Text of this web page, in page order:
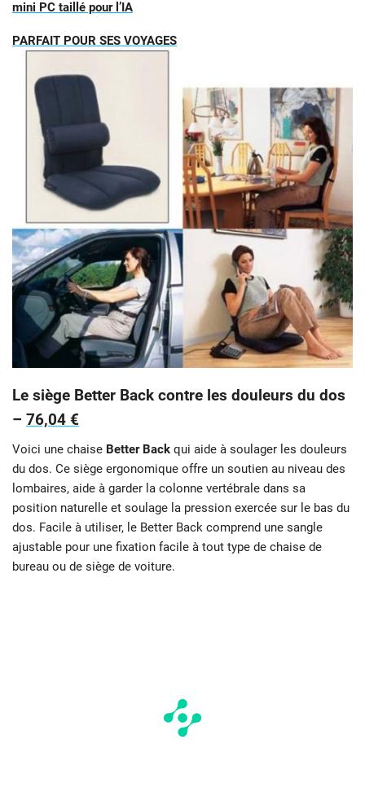
mini PC taillé pour l’IA
PARFAIT POUR SES VOYAGES
Le siège Better Back contre les douleurs du dos
– 76,04 €
Voici une chaise Better Back qui aide à soulager les douleurs
du dos. Ce siège ergonomique offre un soutien au niveau des
lombaires, aide à garder la colonne vertébrale dans sa
position naturelle et soulage la pression exercée sur le bas du
dos. Facile à utiliser, le Better Back comprend une sangle
ajustable pour une fixation facile à tout type de chaise de
bureau ou de siège de voiture.